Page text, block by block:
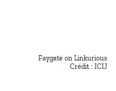
Faygate on Linkurious
Crédit : ICIJ